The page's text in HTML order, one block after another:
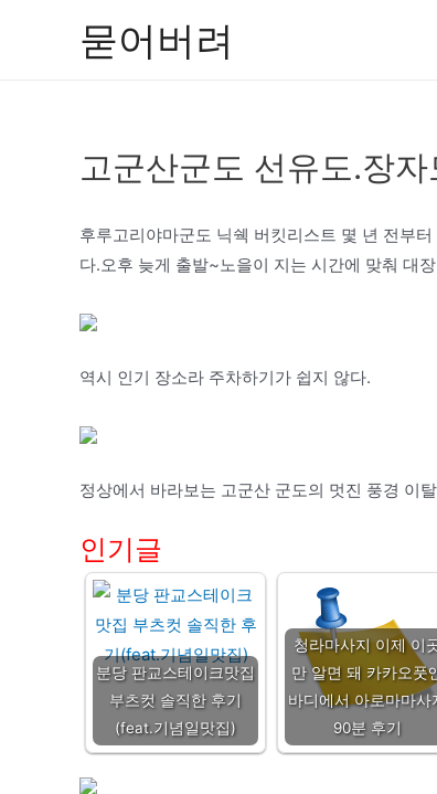
묻어버려
고군산군도 선유도.장
후루고리야마군도 닉쉑 버킷리스트 몇 년 전부
다.오후 늦게 출발~노을이 지는 시간에 맞춰 대
역시 인기 장소라 주차하기가 쉽지 않다.
정상에서 바라보는 고군산 군도의 멋진 풍경 이
인기글
분당 판교스테이크맛집
부츠컷 솔직한 후기
(feat.기념일맛집)
청라마사지 이제 이
만 알면 돼 카카오풋
바디에서 아로마마사
90분 후기